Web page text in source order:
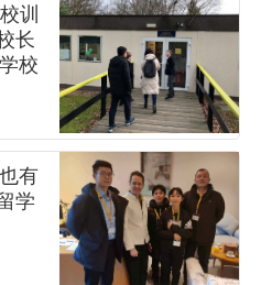
训
长
校
有
学